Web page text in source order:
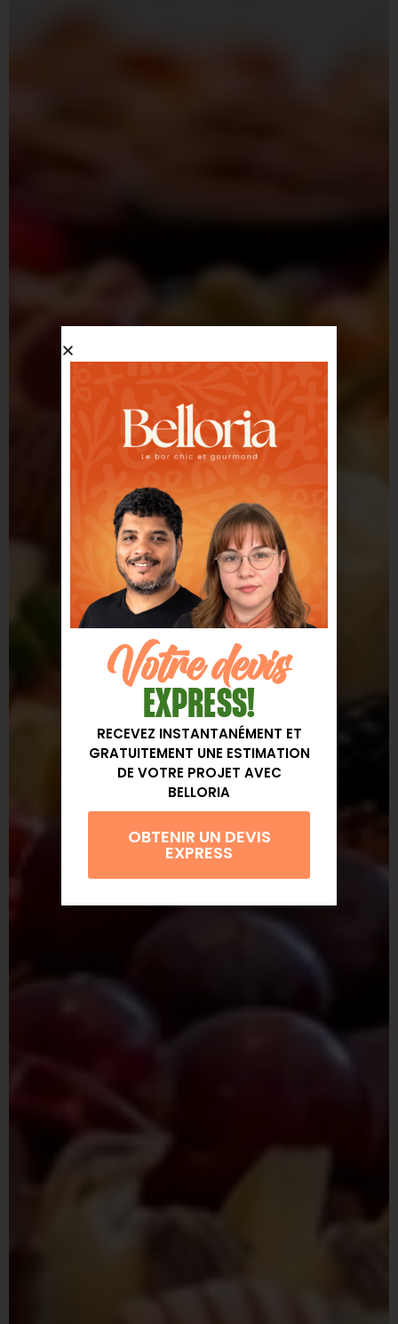
Votre devis
EXPRESS!
RECEVEZ INSTANTANÉMENT ET
GRATUITEMENT UNE ESTIMATION
DE VOTRE PROJET AVEC
BELLORIA
OBTENIR UN DEVIS
EXPRESS